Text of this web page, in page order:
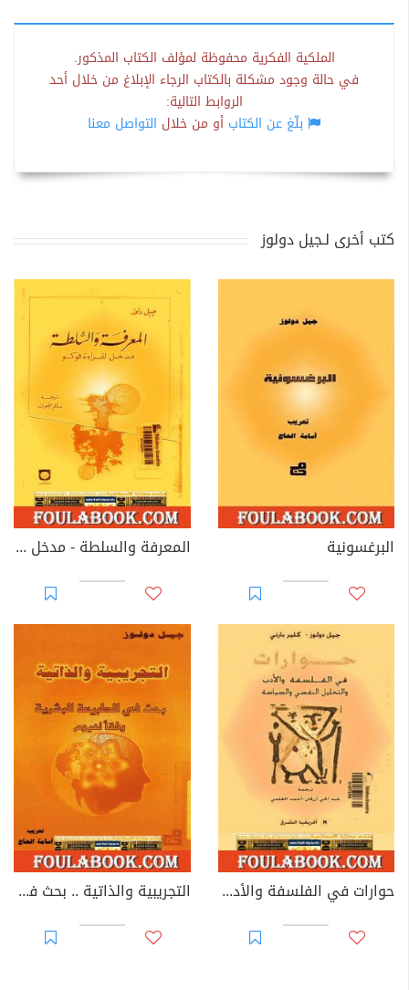
الملكية الفكرية محفوظة لمؤلف الكتاب المذكور.
في حالة وجود مشكلة بالكتاب الرجاء الإبلاغ من خلال أحد
الروابط التالية:
بلّغ عن الكتاب أو من خلال التواصل معنا
كتب أخرى لـجيل دولوز
البرغسونية المعرفة والسلطة - مدخل لقراءة فوكو
حوارات في الفلسفة والأدب والتحليل النفسي والسياسة التجريبية والذاتية .. بحث في الطبيعة البشرية وفقا لهيوم